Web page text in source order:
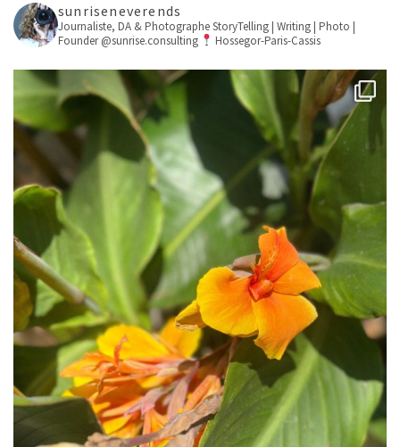
sunriseneverends
Journaliste, DA & PhotographeStoryTelling | Writing | Photo |
Founder @sunrise.consulting
Hossegor-Paris-Cassis